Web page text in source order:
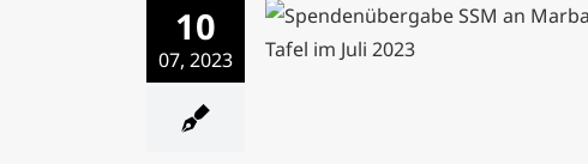
10
07, 2023 Spendenübergabe Teil 2